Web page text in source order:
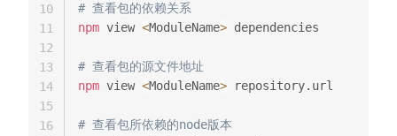
# 查看包的依赖关系
npm view <ModuleName> dependencies
# 查看包的源文件地址
npm view <ModuleName> repository.url
# 查看包所依赖的node版本
10
11
12
13
14
15
16